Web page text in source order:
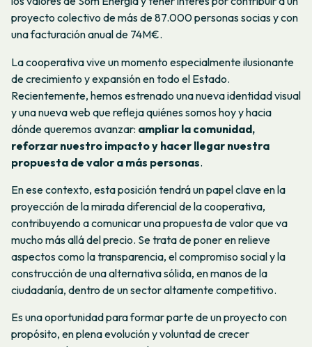
proyecto colectivo de más de 87.000 personas socias y con
una facturación anual de 74M€.
La cooperativa vive un momento especialmente ilusionante
de crecimiento y expansión en todo el Estado.
Recientemente, hemos estrenado una nueva identidad visual
y una nueva web que refleja quiénes somos hoy y hacia
dónde queremos avanzar: ampliar la comunidad,
reforzar nuestro impacto y hacer llegar nuestra
propuesta de valor a más personas.
En ese contexto, esta posición tendrá un papel clave en la
proyección de la mirada diferencial de la cooperativa,
contribuyendo a comunicar una propuesta de valor que va
mucho más allá del precio. Se trata de poner en relieve
aspectos como la transparencia, el compromiso social y la
construcción de una alternativa sólida, en manos de la
ciudadanía, dentro de un sector altamente competitivo.
Es una oportunidad para formar parte de un proyecto con
propósito, en plena evolución y voluntad de crecer